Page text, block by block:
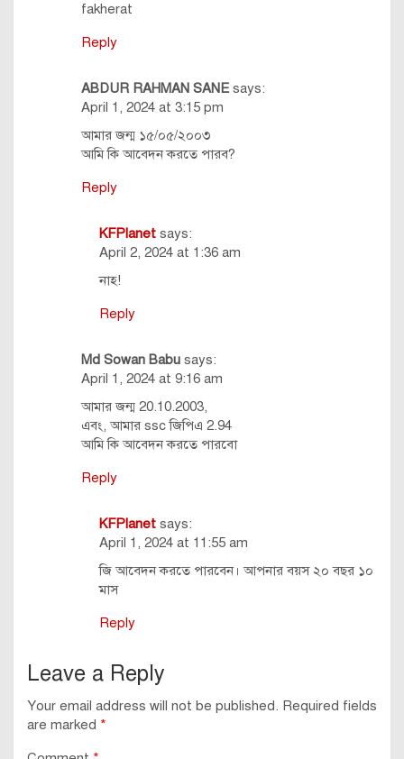
fakherat
Reply
ABDUR RAHMAN SANE says:
April 1, 2024 at 3:15 pm
আমার জন্ম ১৫/০৫/২০০৩
আমি কি আবেদন করতে পারব?
Reply
KFPlanet says:
April 2, 2024 at 1:36 am
নাহ!
Reply
Md Sowan Babu says:
April 1, 2024 at 9:16 am
আমার জন্ম 20.10.2003,
এবং, আমার ssc জিপিএ 2.94
আমি কি আবেদন করতে পারবো
Reply
KFPlanet says:
April 1, 2024 at 11:55 am
জি আবেদন করতে পারবেন। আপনার বয়স ২০ বছর ১০
মাস
Reply
Leave a Reply
Your email address will not be published. Required fields
are marked *